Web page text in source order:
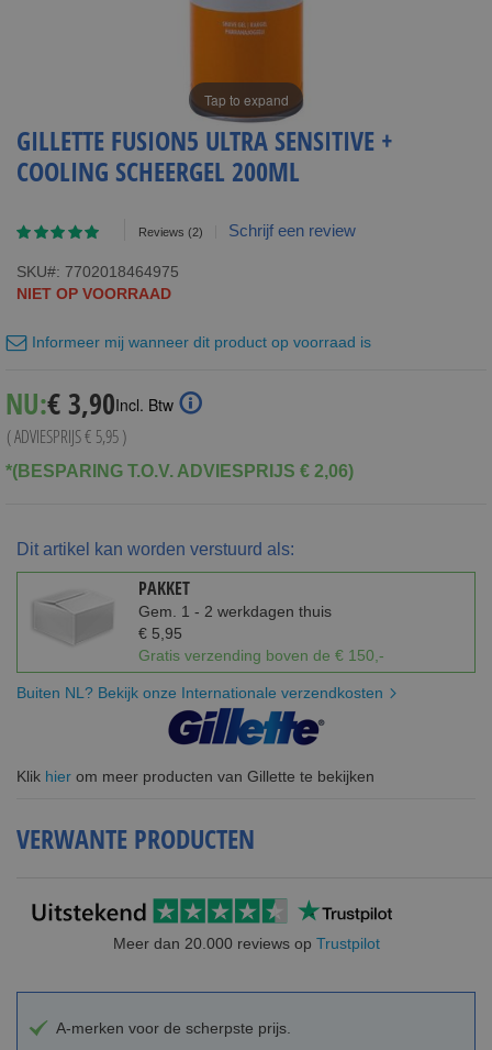
Tap to expand
GILLETTE FUSION5 ULTRA SENSITIVE +
COOLING SCHEERGEL 200ML
Waardering:
Reviews (2) Schrijf een review
SKU
7702018464975
NIET OP VOORRAAD
Informeer mij wanneer dit product op voorraad is
NU: Special
Price
€ 3,90Incl. Btw
( ADVIESPRIJS€ 5,95)
*(BESPARING T.O.V. ADVIESPRIJS € 2,06)
Dit artikel kan worden verstuurd als:
PAKKET
Gem. 1 - 2 werkdagen thuis
€ 5,95
Gratis verzending boven de € 150,-
Buiten NL? Bekijk onze Internationale verzendkosten
Klik hier om meer producten van Gillette te bekijken
VERWANTE PRODUCTEN
Meer dan 20.000 reviews op Trustpilot
A-merken voor de scherpste prijs.